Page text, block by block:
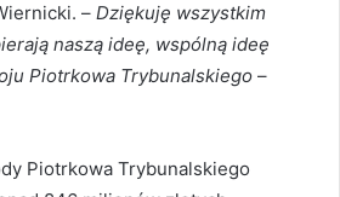
– Dziękuję wszystkim
naszą ideę, wspólną ideę
Piotrkowa Trybunalskiego –
Piotrkowa Trybunalskiego